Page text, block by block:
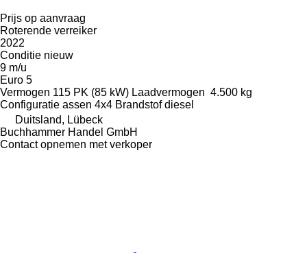
Prijs op aanvraag
Roterende verreiker
2022
Conditie nieuw
9 m/u
Euro 5
Vermogen 115 PK (85 kW) Laadvermogen 4.500 kg
Configuratie assen 4x4 Brandstof diesel
Duitsland, Lübeck
Buchhammer Handel GmbH
Contact opnemen met verkoper